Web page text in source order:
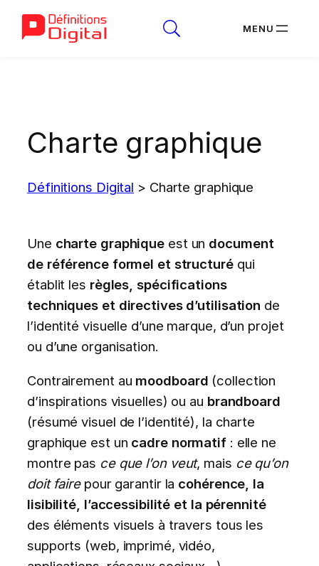
Charte graphique
Définitions Digital > Charte graphique
Une charte graphique est un document
de référence formel et structuréqui
établit les règles, spécifications
techniques et directives d’utilisation de
l’identité visuelle d’une marque, d’un projet
ou d’une organisation.
Contrairement au moodboard (collection
d’inspirations visuelles) ou au brandboard
(résumé visuel de l’identité), la charte
graphique est un cadre normatif: elle ne
montre pas ce que l’on veut, mais ce qu’on
doit fairepour garantir la cohérence, la
lisibilité, l’accessibilité et la pérennité
des éléments visuels à travers tous les
supports (web, imprimé, vidéo,